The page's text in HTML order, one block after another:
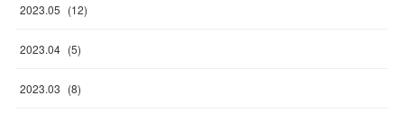
2023.05 (12)
2023.04 (5)
2023.03 (8)